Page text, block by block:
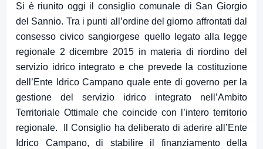
Si è riunito oggi il consiglio comunale di San Giorgio
del Sannio. Tra i punti all’ordine del giorno affrontati dal
consesso civico sangiorgese quello legato alla legge
regionale 2 dicembre 2015 in materia di riordino del
servizio idrico integrato e che prevede la costituzione
dell’Ente Idrico Campano quale ente di governo per la
gestione del servizio idrico integrato nell’Ambito
Territoriale Ottimale che coincide con l’intero territorio
regionale. Il Consiglio ha deliberato di aderire all’Ente
Idrico Campano, di stabilire il finanziamento della